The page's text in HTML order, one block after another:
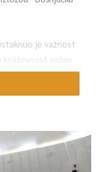
je važnost
važan
jezik, potaknuti
kao sredstvu
jeziku kao mediju